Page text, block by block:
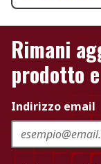
Rimani
prodotto
Indirizzo email